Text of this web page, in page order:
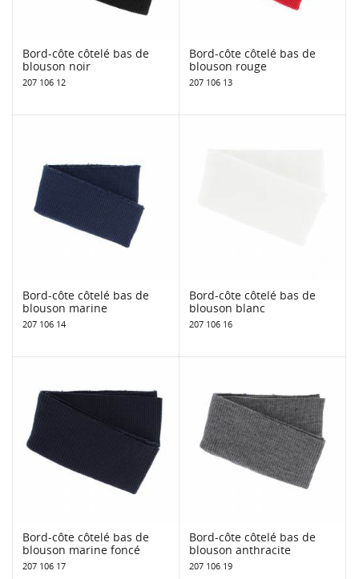
Bord-côte côtelé bas de
blouson noir
207 106 12
Bord-côte côtelé bas de
blouson rouge
207 106 13
Bord-côte côtelé bas de
blouson marine
207 106 14
Bord-côte côtelé bas de
blouson blanc
207 106 16
Bord-côte côtelé bas de
blouson marine foncé
207 106 17
Bord-côte côtelé bas de
blouson anthracite
207 106 19